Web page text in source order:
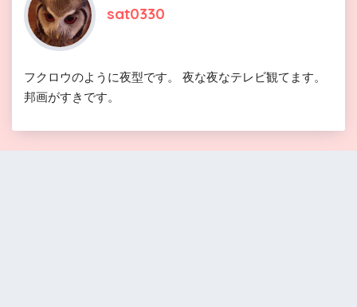
sat0330
フクロウのように夜型です。 夜な夜なテレビ観てます。
邦画がすきです。